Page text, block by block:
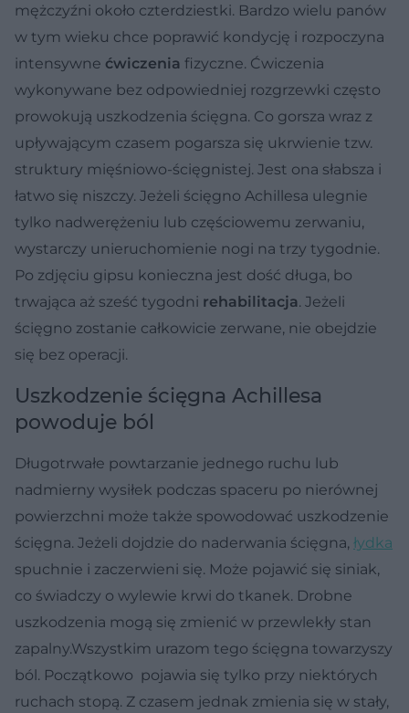
mężczyźni około czterdziestki. Bardzo wielu panów
w tym wieku chce poprawić kondycję i rozpoczyna
intensywne ćwiczenia fizyczne. Ćwiczenia
wykonywane bez odpowiedniej rozgrzewki często
prowokują uszkodzenia ścięgna. Co gorsza wraz z
upływającym czasem pogarsza się ukrwienie tzw.
struktury mięśniowo-ścięgnistej. Jest ona słabsza i
łatwo się niszczy. Jeżeli ścięgno Achillesa ulegnie
tylko nadwerężeniu lub częściowemu zerwaniu,
wystarczy unieruchomienie nogi na trzy tygodnie.
Po zdjęciu gipsu konieczna jest dość długa, bo
trwająca aż sześć tygodni rehabilitacja. Jeżeli
ścięgno zostanie całkowicie zerwane, nie obejdzie
się bez operacji.
Uszkodzenie ścięgna Achillesa
powoduje ból
Długotrwałe powtarzanie jednego ruchu lub
nadmierny wysiłek podczas spaceru po nierównej
powierzchni może także spowodować uszkodzenie
ścięgna. Jeżeli dojdzie do naderwania ścięgna, łydka
spuchnie i zaczerwieni się. Może pojawić się siniak,
co świadczy o wylewie krwi do tkanek. Drobne
uszkodzenia mogą się zmienić w przewlekły stan
zapalny.Wszystkim urazom tego ścięgna towarzyszy
ból. Początkowo pojawia się tylko przy niektórych
ruchach stopą. Z czasem jednak zmienia się w stały,